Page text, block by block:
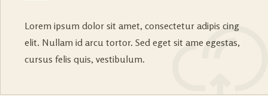
Lorem ipsum dolor sit amet, consectetur adipis cing
elit. Nullam id arcu tortor. Sed eget sit ame egestas,
cursus felis quis, vestibulum.